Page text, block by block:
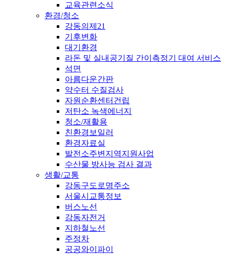
교육관련소식
환경/청소
강동의제21
기후변화
대기환경
라돈 및 실내공기질 간이측정기 대여 서비스
석면
아름다운간판
약수터 수질검사
자원순환센터건립
저탄소 녹색에너지
청소/재활용
친환경보일러
환경자료실
발전소주변지역지원사업
수산물 방사능 검사 결과
생활/교통
강동구도로명주소
서울시교통정보
버스노선
강동자전거
지하철노선
주정차
공공와이파이